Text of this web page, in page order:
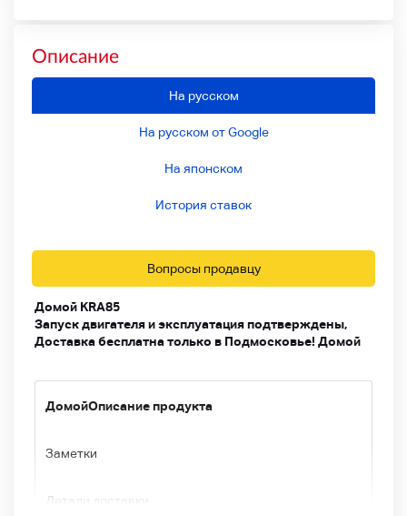
Описание
На русском
На русском от Google
На японском
История ставок
Вопросы продавцу
Домой KRA85
Запуск двигателя и эксплуатация подтверждены,
Доставка бесплатна только в Подмосковье! Домой
ДомойОписание продукта
Заметки
Детали доставки